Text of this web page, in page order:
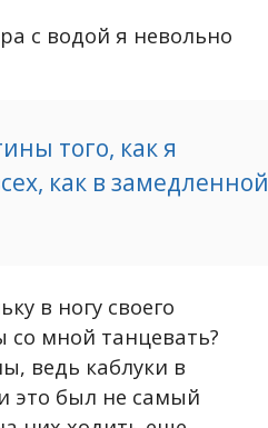
с водой я невольно
того, как я
как в замедленной
в ногу своего
со мной танцевать?
ведь каблуки в
это был не самый